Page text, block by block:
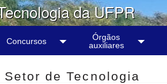
da UFPR
Concursos
Órgãos
auxiliares
de Tecnologia